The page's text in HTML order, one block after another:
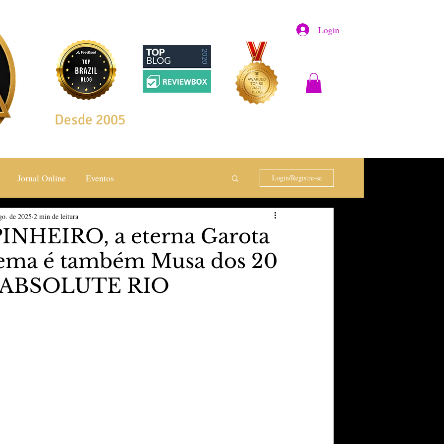
Login
Desde 2005
Jornal Online Eventos
& Estilos Saúde & Bem Estar
The Vip Club Business Marujo Carioca
& Lazer Carnaval São Paulo
Login/Registre-se
a eterna Garota
é também Musa dos 20
RIO
de 2025 2 min de leitura
estrelas.